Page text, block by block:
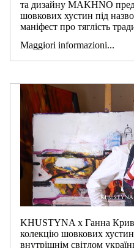
та дизайну MAKHNO
шовкових хустин під
маніфест про тяглість
Maggiori informazioni...
KHUSTYNA х Ганна
колекцію шовкових
внутрішнім світлом